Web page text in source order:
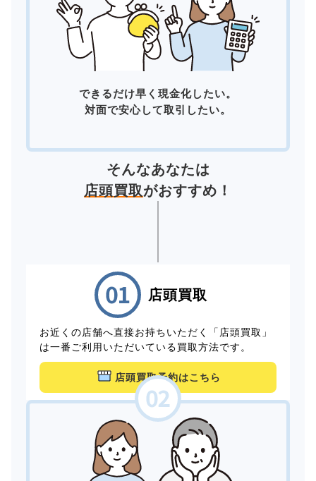
できるだけ早く現金化したい。
対面で安心して取引したい。
そんなあなたは
店頭買取がおすすめ！
店頭買取
お近くの店舗へ直接お持ちいただく「店頭買取」
は一番ご利用いただいている買取方法です。
店頭買取予約はこちら